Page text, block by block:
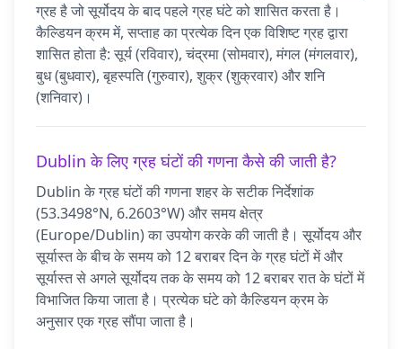
ग्रह है जो सूर्योदय के बाद पहले ग्रह घंटे को शासित करता है।
कैल्डियन क्रम में, सप्ताह का प्रत्येक दिन एक विशिष्ट ग्रह द्वारा
शासित होता है: सूर्य (रविवार), चंद्रमा (सोमवार), मंगल (मंगलवार),
बुध (बुधवार), बृहस्पति (गुरुवार), शुक्र (शुक्रवार) और शनि
(शनिवार)।
Dublin के लिए ग्रह घंटों की गणना कैसे की जाती है?
Dublin के ग्रह घंटों की गणना शहर के सटीक निर्देशांक
(53.3498°N, 6.2603°W) और समय क्षेत्र
(Europe/Dublin) का उपयोग करके की जाती है। सूर्योदय और
सूर्यास्त के बीच के समय को 12 बराबर दिन के ग्रह घंटों में और
सूर्यास्त से अगले सूर्योदय तक के समय को 12 बराबर रात के घंटों में
विभाजित किया जाता है। प्रत्येक घंटे को कैल्डियन क्रम के
अनुसार एक ग्रह सौंपा जाता है।